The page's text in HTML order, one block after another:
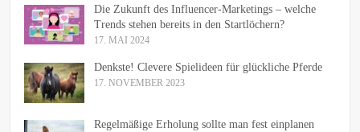
Die Zukunft des Influencer-Marketings – welche
Trends stehen bereits in den Startlöchern?
17. MAI 2024
Denkste! Clevere Spielideen für glückliche Pferde
17. NOVEMBER 2023
Regelmäßige Erholung sollte man fest einplanen